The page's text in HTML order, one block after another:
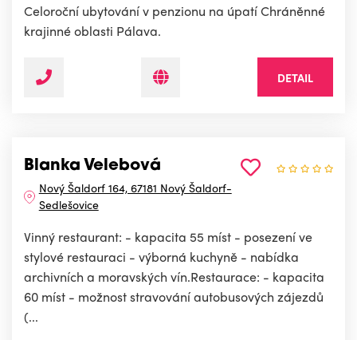
Celoroční ubytování v penzionu na úpatí Chráněnné
krajinné oblasti Pálava.
DETAIL
Blanka Velebová
Nový Šaldorf 164, 67181 Nový Šaldorf-
Sedlešovice
Vinný restaurant: - kapacita 55 míst - posezení ve
stylové restauraci - výborná kuchyně - nabídka
archivních a moravských vín.Restaurace: - kapacita
60 míst - možnost stravování autobusových zájezdů
(...